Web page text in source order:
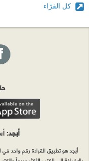
كل القرّاء
أبجد:
أبجد هو تطبيق القراءة رقم واحد